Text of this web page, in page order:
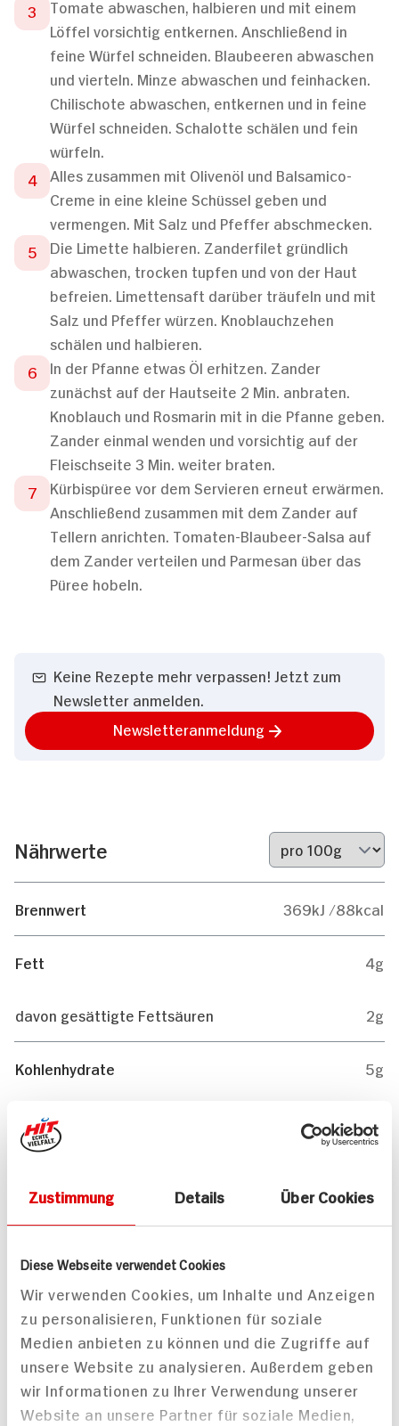
Zustimmung Details Über Cookies
Diese Webseite verwendet Cookies
Wir verwenden Cookies, um Inhalte und Anzeigen
zu personalisieren, Funktionen für soziale
Medien anbieten zu können und die Zugriffe auf
unsere Website zu analysieren. Außerdem geben
wir Informationen zu Ihrer Verwendung unserer
Website an unsere Partner für soziale Medien,
Tomate abwaschen, halbieren und mit einem
Löffel vorsichtig entkernen. Anschließend in
feine Würfel schneiden. Blaubeeren abwaschen
und vierteln. Minze abwaschen und feinhacken.
Chilischote abwaschen, entkernen und in feine
Würfel schneiden. Schalotte schälen und fein
würfeln.
Alles zusammen mit Olivenöl und Balsamico-
Creme in eine kleine Schüssel geben und
vermengen. Mit Salz und Pfeffer abschmecken.
Die Limette halbieren. Zanderfilet gründlich
abwaschen, trocken tupfen und von der Haut
befreien. Limettensaft darüber träufeln und mit
Salz und Pfeffer würzen. Knoblauchzehen
schälen und halbieren.
In der Pfanne etwas Öl erhitzen. Zander
zunächst auf der Hautseite 2 Min. anbraten.
Knoblauch und Rosmarin mit in die Pfanne geben.
Zander einmal wenden und vorsichtig auf der
Fleischseite 3 Min. weiter braten.
Kürbispüree vor dem Servieren erneut erwärmen.
Anschließend zusammen mit dem Zander auf
Tellern anrichten. Tomaten-Blaubeer-Salsa auf
dem Zander verteilen und Parmesan über das
Püree hobeln.
Keine Rezepte mehr verpassen! Jetzt zum
Newsletter anmelden.
Newsletteranmeldung
Nährwerte
Brennwert 369kJ /88kcal
Fett 4g
davon gesättigte Fettsäuren 2g
Kohlenhydrate 5g
davon Zucker 3g
Salz 0g
Mitteilungen aktivieren
Teilen
Drucken